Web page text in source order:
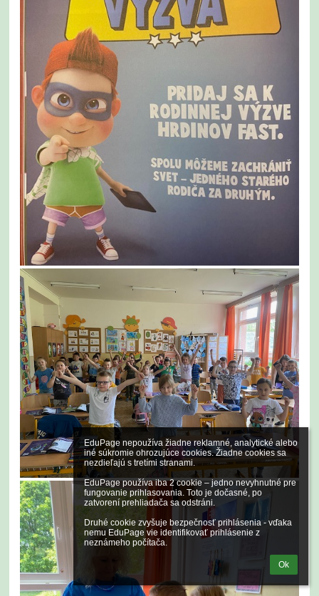
EduPage nepoužíva žiadne reklamné, analytické alebo
iné súkromie ohrozujúce cookies. Žiadne cookies sa
nezdieľajú s tretími stranami.
EduPage používa iba 2 cookie – jedno nevyhnutné pre
fungovanie prihlasovania. Toto je dočasné, po
zatvorení prehliadača sa odstráni.
Druhé cookie zvyšuje bezpečnosť prihlásenia - vďaka
nemu EduPage vie identifikovať prihlásenie z
neznámeho počítača.
Ok